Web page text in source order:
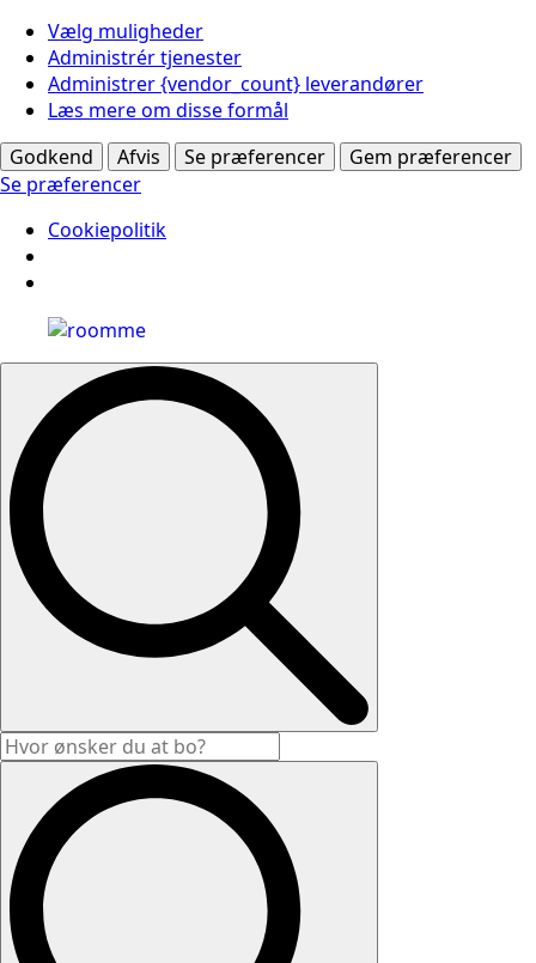
Vælg muligheder
Administrér tjenester
Administrer {vendor_count} leverandører
Læs mere om disse formål
Godkend
Afvis Se præferencer
Gem præferencer
Se præferencer
Cookiepolitik
Search